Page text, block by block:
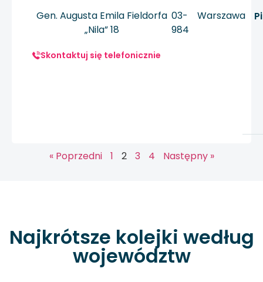
Gen. Augusta Emila Fieldorfa
„Nila” 18
03-
984
Warszawa
Skontaktuj się telefonicznie
« Poprzedni 1 2 3 4 Następny »
Najkrótsze kolejki według
województw